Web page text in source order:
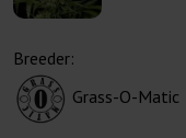
Breeder:
Grass-O-Matic